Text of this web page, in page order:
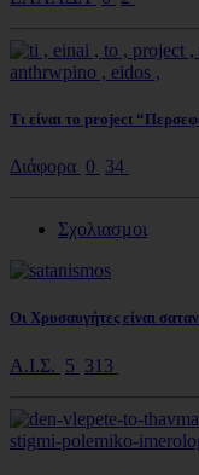
Τι είναι το project
Διάφορα 0 34
Σχολιασμοι
Οι Χρυσαυγήτες είναι
Α.Ι.Σ. 5 313